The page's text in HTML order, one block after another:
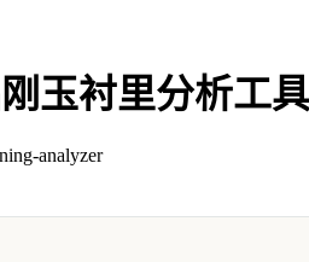
玉衬里分析工具
analyzer